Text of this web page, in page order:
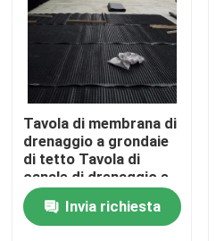
Casa
Prodotti
Video
Tavola di membrana di
drenaggio a grondaie
di tetto Tavola di
canale di drenaggio e
tavola da parete
versatile per soluzioni
di drenaggio
Invia richiesta